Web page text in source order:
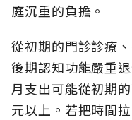
庭沉重的負擔。
從初期的門診診療
後期認知功能嚴重
月支出可能從初期
元以上。若把時間